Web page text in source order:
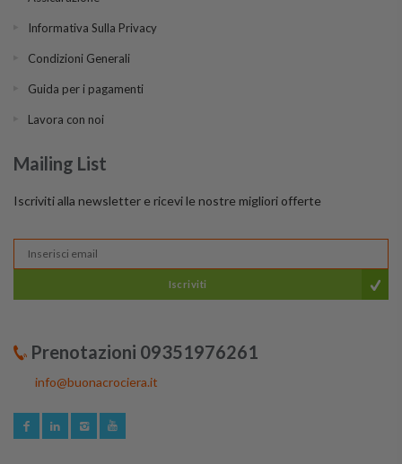
Informativa Sulla Privacy
Condizioni Generali
Guida per i pagamenti
Lavora con noi
Mailing List
Iscriviti alla newsletter e ricevi le nostre migliori offerte
Iscriviti
Prenotazioni 09351976261
info@buonacrociera.it